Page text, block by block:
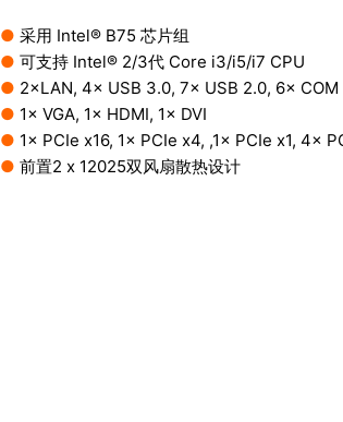
● 采用 Intel® B75 芯片组
● 可支持 Intel® 2/3代 Core i3/i5/i7 CPU
● 2×LAN, 4× USB 3.0, 7× USB 2.0, 6× COM
● 1× VGA, 1× HDMI, 1× DVI
● 1× PCIe x16, 1× PCIe x4, ,1× PCIe x1, 4×
● 前置2 x 12025双风扇散热设计